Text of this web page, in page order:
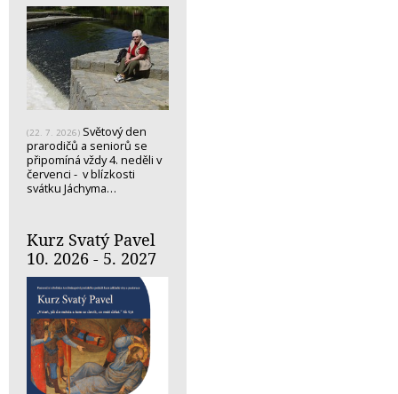
(22. 7. 2026) Světový den
prarodičů a seniorů se
připomíná vždy 4. neděli v
červenci - v blízkosti
svátku Jáchyma…
Kurz Svatý Pavel
10. 2026 - 5. 2027